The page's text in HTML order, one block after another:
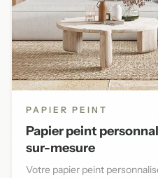
PAPIER PEINT
Papier peint
sur-mesure
Votre papier peint